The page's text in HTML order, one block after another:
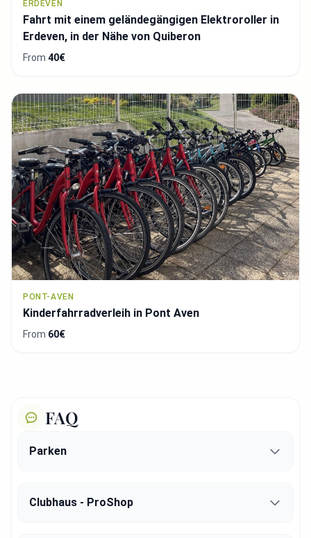
ERDEVEN
Fahrt mit einem geländegängigen Elektroroller in
Erdeven, in der Nähe von Quiberon
From 40€
PONT-AVEN
Kinderfahrradverleih in Pont Aven
From 60€
FAQ
Parken
Clubhaus - ProShop